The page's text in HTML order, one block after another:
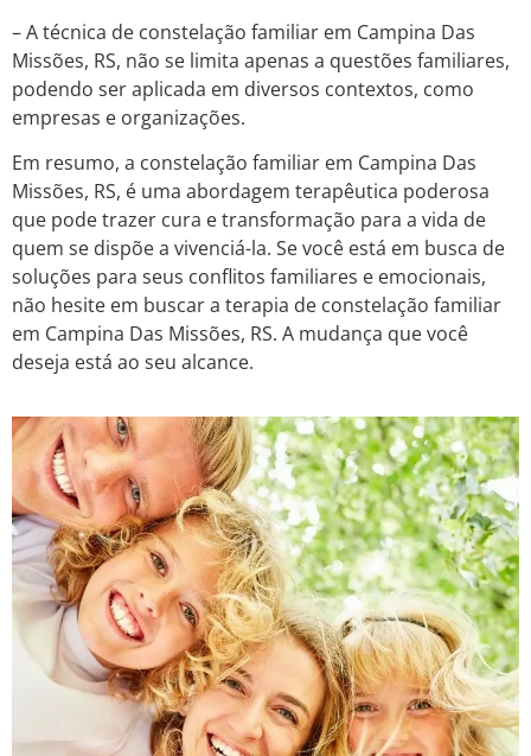
– A técnica de constelação familiar em Campina Das
Missões, RS, não se limita apenas a questões familiares,
podendo ser aplicada em diversos contextos, como
empresas e organizações.
Em resumo, a constelação familiar em Campina Das
Missões, RS, é uma abordagem terapêutica poderosa
que pode trazer cura e transformação para a vida de
quem se dispõe a vivenciá-la. Se você está em busca de
soluções para seus conflitos familiares e emocionais,
não hesite em buscar a terapia de constelação familiar
em Campina Das Missões, RS. A mudança que você
deseja está ao seu alcance.